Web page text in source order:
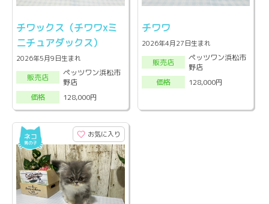
チワックス（チワワxミ
ニチュアダックス）
2026年5月9日生まれ
販売店
ペッツワン浜松市
野店
価格
128,000円
チワワ
2026年4月27日生まれ
販売店
ペッツワン浜松市
野店
価格
128,000円
お気に入り